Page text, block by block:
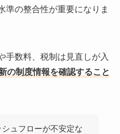
準の整合性が重要になりま
手数料、税制は見直しが入
の制度情報を確認すること
ュフローが不安定な